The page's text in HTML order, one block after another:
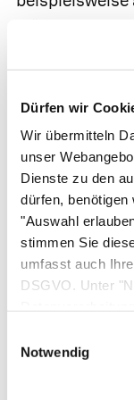
Dürfen wir
Wir übermitteln
unser
Dienste zu den
dürfen,
"Auswahl
stimmen Sie
umfasst auch
DSGVO. Unter
Notwendig
Bei der
ursächliche
minimieren,
übermäßigen
Außerdem ist
wie einen
erfolgreich zu
Die